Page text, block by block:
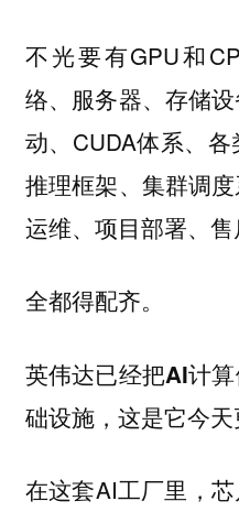
不光要有GPU和
络、服务器、存储
动、CUDA体系、各
推理框架、集群调
运维、项目部署、
全都得配齐。
英伟达已经把AI计
础设施，这是它今天
在这套AI工厂里，